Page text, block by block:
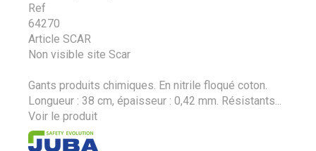
Ref
64270
Article SCAR
Non visible site Scar
Gants produits chimiques. En nitrile floqué coton.
Longueur : 38 cm, épaisseur : 0,42 mm. Résistants...
Voir le produit